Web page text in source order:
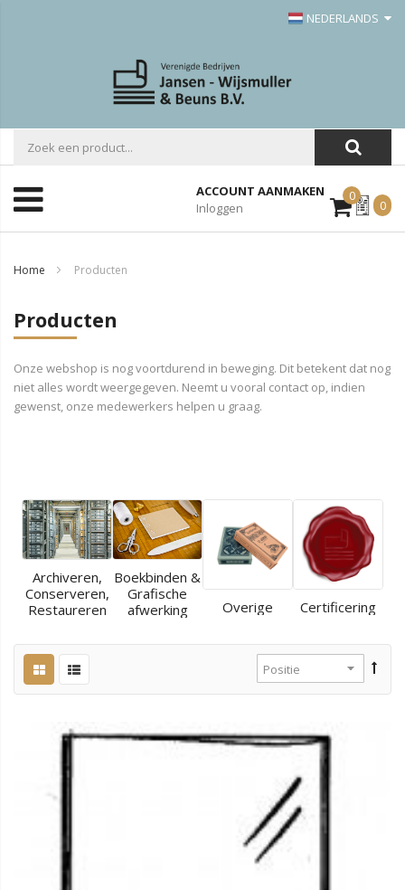
NEDERLANDS
ACCOUNT AANMAKEN
Inloggen
0Mijn
Offerte
0
Home Producten
Producten
Onze webshop is nog voortdurend in beweging. Dit betekent dat nog
niet alles wordt weergegeven. Neemt u vooral contact op, indien
gewenst, onze medewerkers helpen u graag.
Archiveren,
Conserveren,
Restaureren
Boekbinden &
Grafische
afwerking
Overige Certificering